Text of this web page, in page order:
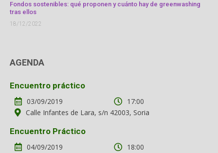
Fondos sostenibles: qué proponen y cuánto hay de greenwashing
tras ellos
18/12/2022
AGENDA
Encuentro práctico
03/09/2019
17:00
Calle Infantes de Lara, s/n 42003, Soria
Encuentro Práctico
04/09/2019
18:00